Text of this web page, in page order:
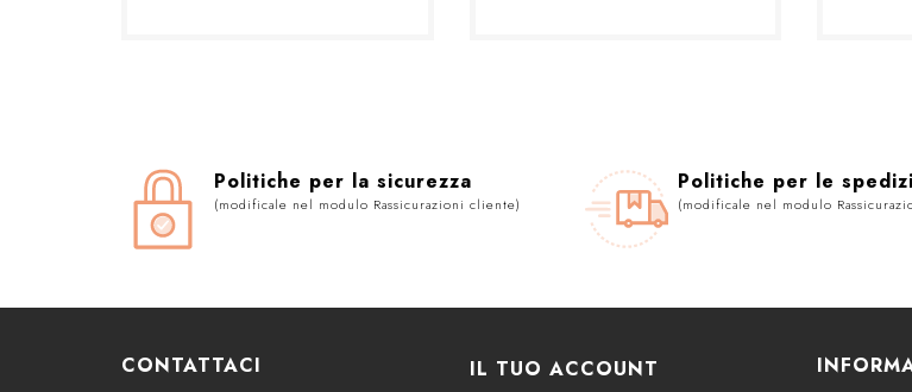
Politiche per la sicurezza
(modificale nel modulo Rassicurazioni cliente)
Politiche per le
(modificale nel modulo
CONTATTACI IL TUO ACCOUNT